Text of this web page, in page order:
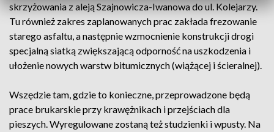
skrzyżowania z aleją Szajnowicza-Iwanowa do ul. Kolejarzy.
Tu również zakres zaplanowanych prac zakłada frezowanie
starego asfaltu, a następnie wzmocnienie konstrukcji drogi
specjalną siatką zwiększającą odporność na uszkodzenia i
ułożenie nowych warstw bitumicznych (wiążącej i ścieralnej).
Wszędzie tam, gdzie to konieczne, przeprowadzone będą
prace brukarskie przy krawężnikach i przejściach dla
pieszych. Wyregulowane zostaną też studzienki i wpusty. Na